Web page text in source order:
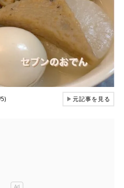
▶元記事を見る